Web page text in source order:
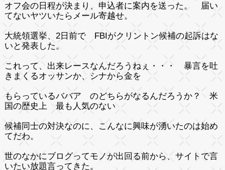
オフ会の日程が決まり、申込者に案内を送った。 届い
てないヤツいたらメール寄越せ。
大統領選挙、2日前で FBIがクリントン候補の起訴はな
いと発表した。
これって、出来レースなんだろうねぇ・・・ 暴言を吐
きまくるオッサンか、シナから金を
もらっているババア のどちらがなるんだろうか？ 米
国の歴史上 最も人気のない
候補同士の対決なのに、こんなに興味が湧いたのは始め
てだわ。
世のなかにブログってモノが出回る前から、サイトで言
いたい放題言ってきた。